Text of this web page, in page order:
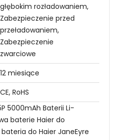
głębokim rozładowaniem,
Zabezpieczenie przed
przeładowaniem,
Zabezpieczenie
zwarciowe
12 miesiące
CE, RoHS
5000mAh Baterii Li-
baterie Haier do
do Haier JaneEyre